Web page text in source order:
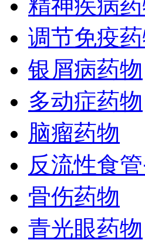
精神疾病
调节免疫
银屑病药物
多动症药物
脑瘤药物
反流性食
骨伤药物
青光眼药物